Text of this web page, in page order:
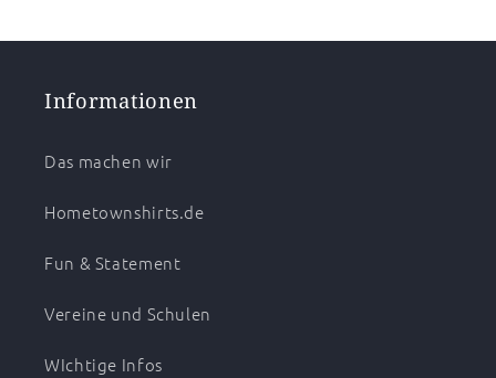
Informationen
Das machen wir
Hometownshirts.de
Fun & Statement
Vereine und Schulen
WIchtige Infos